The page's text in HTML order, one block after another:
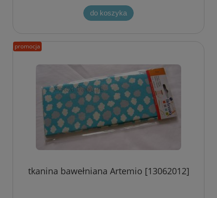
do koszyka
tkanina bawełniana Artemio [13062012]
promocja